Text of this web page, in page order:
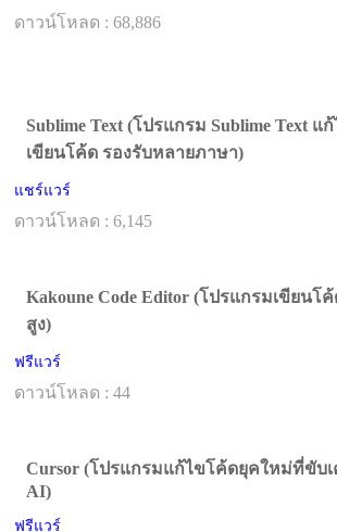
ดาวน์โหลด : 68,886
Sublime Text (โปรแกรม Sublime Text แ
เขียนโค้ด รองรับหลายภาษา)
แชร์แวร์
ดาวน์โหลด : 6,145
Kakoune Code Editor (โปรแกรมเขียนโ
สูง)
ฟรีแวร์
ดาวน์โหลด : 44
Cursor (โปรแกรมแก้ไขโค้ดยุคใหม่ที่ขับ
AI)
ฟรีแวร์